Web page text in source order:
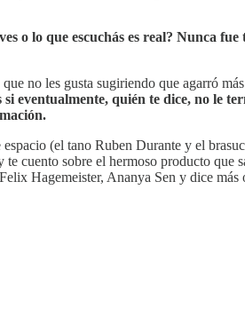
o lo que escuchás es real? Nunca
no les gusta sugiriendo que agarró
eventualmente, quién te dice, no le
(el tano Ruben Durante y el
cuento sobre el hermoso producto que
Hagemeister, Ananya Sen y dice más